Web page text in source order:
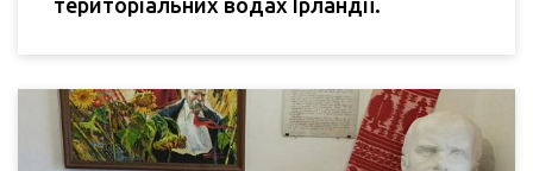
територіальних водах Ірландії.